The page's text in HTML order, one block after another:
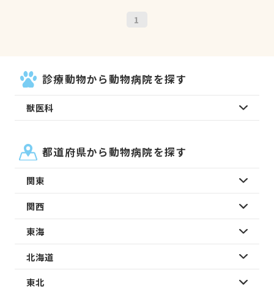
1
診療動物から動物病院を探す
獣医科
都道府県から動物病院を探す
関東
関西
東海
北海道
東北